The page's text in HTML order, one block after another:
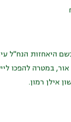
בשם היאחזות הנח"ל
כ-44 משפחות מטעם תנועת
אילן רמון.